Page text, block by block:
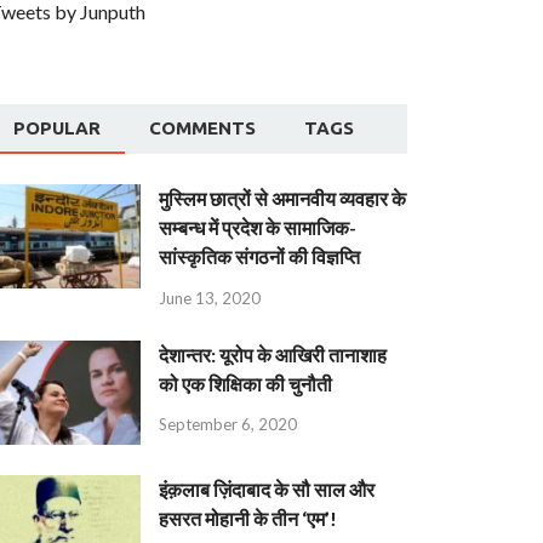
by Junputh
POPULAR COMMENTS TAGS
मुस्लिम छात्रों से अमानवीय व्यवहार के
सम्बन्ध में प्रदेश के सामाजिक-
सांस्कृतिक संगठनों की विज्ञप्ति
June 13, 2020
देशान्‍तर: यूरोप के आखिरी तानाशाह
को एक शिक्षिका की चुनौती
September 6, 2020
इंक़लाब ज़िंदाबाद के सौ साल और
हसरत मोहानी के तीन ‘एम’!